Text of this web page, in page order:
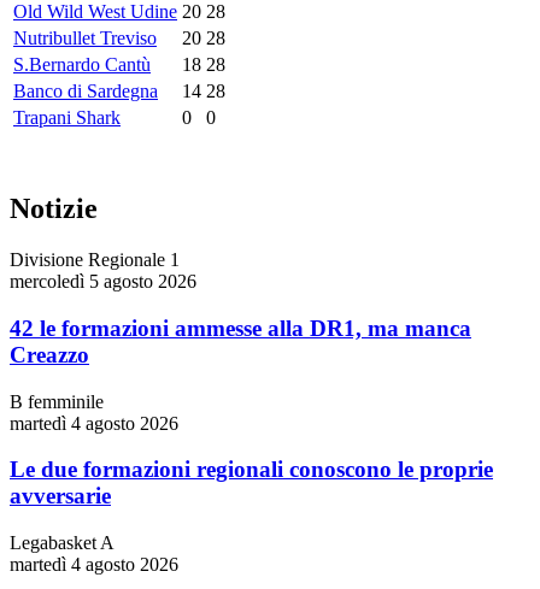
Old Wild West Udine 20 28
Nutribullet Treviso
20 28
S.Bernardo Cantù
18 28
Banco di Sardegna
14 28
Trapani Shark
0 0
Notizie
Divisione Regionale 1
mercoledì 5 agosto 2026
42 le formazioni ammesse alla DR1, ma manca
Creazzo
B femminile
martedì 4 agosto 2026
Le due formazioni regionali conoscono le proprie
avversarie
Legabasket A
martedì 4 agosto 2026